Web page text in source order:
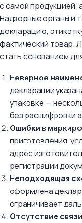
с самой продукцией,
Надзорные органы и
декларацию,
фактический товар.
стать основанием
Неверное
декларации
упаковке —
без расшифровки
Ошибки в
приготовления,
адрес
регистрации
Неподходящая
оформлена
ограничивает
Отсутствие